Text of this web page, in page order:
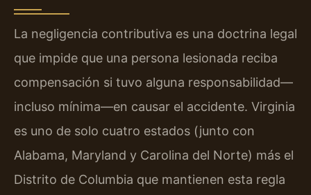
La negligencia contributiva es una doctrina legal
que impide que una persona lesionada reciba
compensación si tuvo alguna responsabilidad—
incluso mínima—en causar el accidente. Virginia
es uno de solo cuatro estados (junto con
Alabama, Maryland y Carolina del Norte) más el
Distrito de Columbia que mantienen esta regla